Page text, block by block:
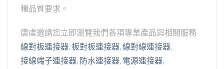
種品質要求。
唐虞邀請您立即瀏覽我們各項專業產品與相關服務
線對板連接器,板對板連接器,線對線連接器,
接線端子連接器, 防水連接器, 電源連接器,